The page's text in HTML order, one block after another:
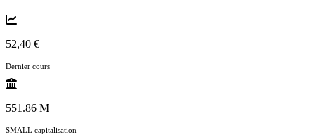
52,40 €
Dernier cours
551.86 M
SMALL capitalisation